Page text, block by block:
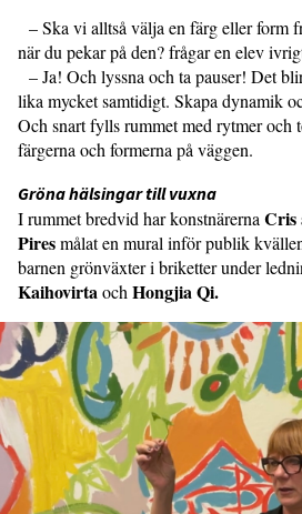
– Ska vi alltså välja en färg eller form
när du pekar på den? frågar en elev
– Ja! Och lyssna och ta pauser! Det
lika mycket samtidigt. Skapa dynamik
Och snart fylls rummet med rytmer och
färgerna och formerna på väggen.
Gröna hälsingar till vuxna
I rummet bredvid har konstnärernaCris
Piresmålat en mural inför publik
barnen grönväxter i briketter under
KaihovirtaochHongjia Qi.